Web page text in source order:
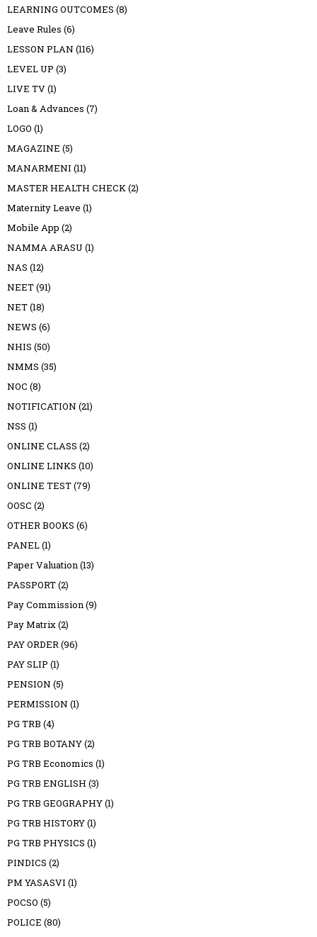
LEARNING OUTCOMES (8)
Leave Rules (6)
LESSON PLAN (116)
LEVEL UP (3)
LIVE TV(1)
Loan & Advances (7)
LOGO (1)
MAGAZINE (5)
MANARMENI (11)
MASTER HEALTH CHECK(2)
Maternity Leave (1)
Mobile App (2)
NAMMA ARASU (1)
NAS (12)
NEET(91)
NET(18)
NEWS (6)
NHIS (50)
NMMS (35)
NOC (8)
NOTIFICATION (21)
NSS (1)
ONLINE CLASS (2)
ONLINE LINKS (10)
ONLINE TEST(79)
OOSC (2)
OTHER BOOKS (6)
PANEL(1)
Paper Valuation(13)
PASSPORT(2)
Pay Commission(9)
Pay Matrix(2)
PAY ORDER(96)
PAY SLIP (1)
PENSION (5)
PERMISSION (1)
PG TRB (4)
PG TRB BOTANY(2)
PG TRB Economics (1)
PG TRB ENGLISH (3)
PG TRB GEOGRAPHY(1)
PG TRB HISTORY(1)
PG TRB PHYSICS (1)
PINDICS (2)
PM YASASVI (1)
POCSO (5)
POLICE (80)